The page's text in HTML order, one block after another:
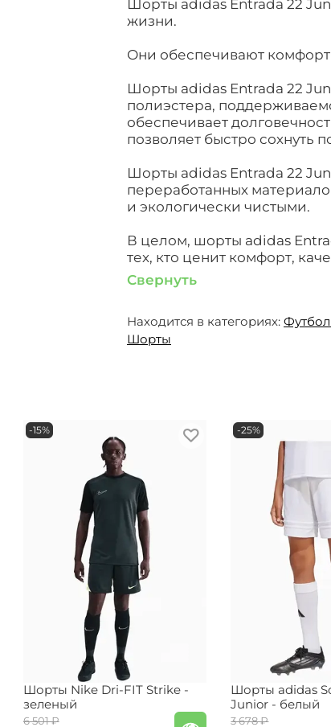
Шорты adidas Entrada 22
жизни.
Они обеспечивают
Шорты adidas Entrada 22
полиэстера,
обеспечивает
позволяет быстро сохнуть
Шорты adidas Entrada 22
переработанных
и экологически чистыми.
В целом, шорты adidas
тех, кто ценит комфорт,
Свернуть
Находится в категориях:
Шорты
-15%
Шорты Nike Dri-FIT Strike -
зеленый
6 501 ₽
-25%
Шорты adidas
Junior - белый
3 678 ₽